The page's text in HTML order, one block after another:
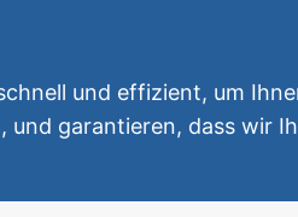
und effizient, um
garantieren, dass wir